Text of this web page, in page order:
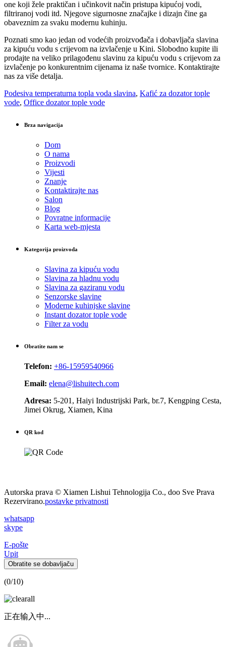
one koji žele praktičan i učinkovit način pristupa kipućoj vodi,
filtriranoj vodi itd. Njegove sigurnosne značajke i dizajn čine ga
obaveznim za svaku modernu kuhinju.
Poznati smo kao jedan od vodećih proizvođača i dobavljača slavina
za kipuću vodu s crijevom na izvlačenje u Kini. Slobodno kupite ili
prodajte na veliko prilagođenu slavinu za kipuću vodu s crijevom za
izvlačenje po konkurentnim cijenama iz naše tvornice. Kontaktirajte
nas za više detalja.
Podesiva temperaturna topla voda slavina, Kafić za dozator tople
vode, Office dozator tople vode
Brza navigacija
Dom
O nama
Proizvodi
Vijesti
Znanje
Kontaktirajte nas
Salon
Blog
Povratne informacije
Karta web-mjesta
Kategorija proizvoda
Slavina za kipuću vodu
Slavina za hladnu vodu
Slavina za gaziranu vodu
Senzorske slavine
Moderne kuhinjske slavine
Instant dozator tople vode
Filter za vodu
Obratite nam se
Telefon: +86-15959540966
Email: elena@lishuitech.com
Adresa: 5-201, Haiyi Industrijski Park, br.7, Kengping Cesta,
Jimei Okrug, Xiamen, Kina
QR kod
Autorska prava © Xiamen Lishui Tehnologija Co., doo Sve Prava
Rezervirano.postavke privatnosti
whatsapp
skype
E-pošte
Upit
Obratite se dobavljaču
(0/10)
正在输入中...